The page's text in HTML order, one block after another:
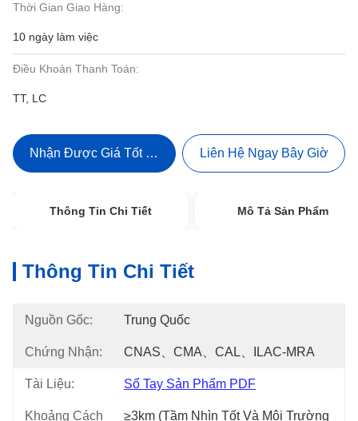
Thời Gian Giao Hàng:
10 ngày làm việc
Điều Khoản Thanh Toán:
TT, LC
Nhận Được Giá Tốt Nhất Liên Hệ Ngay Bây Giờ
Thông Tin Chi Tiết Mô Tả Sản Phẩm
Thông Tin Chi Tiết
Nguồn Gốc: Trung Quốc
Chứng Nhận: CNAS、CMA、CAL、ILAC-MRA
Tài Liệu: Sổ Tay Sản Phẩm PDF
Khoảng Cách
≥3km (Tầm Nhìn Tốt Và Môi Trường